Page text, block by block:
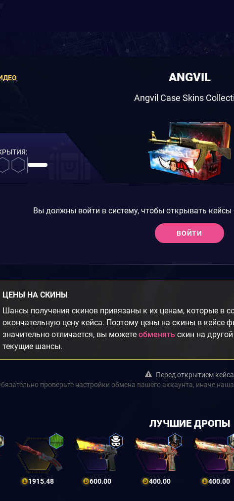
ANGVIL
Angvil Case Skins
Вы должны войти в систему, чтобы открывать
ВОЙТИ
ЦЕНЫ НА СКИНЫ
Шансы получения скинов привязаны к их ценам, которые в
окончательную цену кейса. Поэтому цены на скины в кейсе
значительно отличается, вы можете обменять скин на
текущие шансы.
Перед открытием кейса
проверьте настройки обмена вашего аккаунта, иначе
ЛУЧШИЕ ДРОПЫ
1915.48 600.00 400.00 400.00